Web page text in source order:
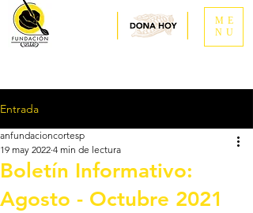
ME
NU
Entrada
Boletín Informativo:
Agosto - Octubre 2021
anfundacioncortesp
19 may 2022 4 min de lectura